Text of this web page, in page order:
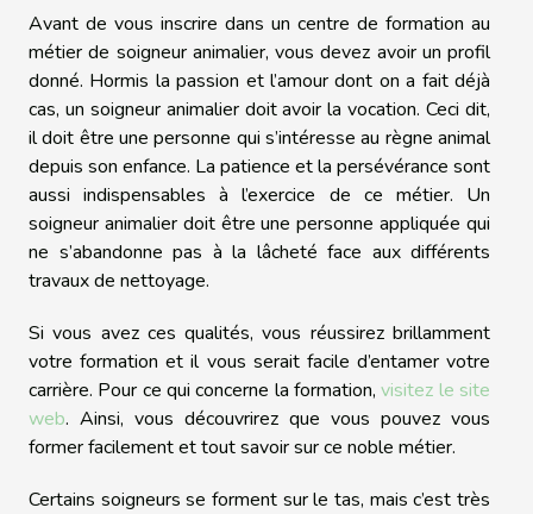
Avant de vous inscrire dans un centre de formation au
métier de soigneur animalier, vous devez avoir un profil
donné. Hormis la passion et l’amour dont on a fait déjà
cas, un soigneur animalier doit avoir la vocation. Ceci dit,
il doit être une personne qui s’intéresse au règne animal
depuis son enfance. La patience et la persévérance sont
aussi indispensables à l’exercice de ce métier. Un
soigneur animalier doit être une personne appliquée qui
ne s’abandonne pas à la lâcheté face aux différents
travaux de nettoyage.
Si vous avez ces qualités, vous réussirez brillamment
votre formation et il vous serait facile d’entamer votre
carrière. Pour ce qui concerne la formation,visitez le site
web. Ainsi, vous découvrirez que vous pouvez vous
former facilement et tout savoir sur ce noble métier.
Certains soigneurs se forment sur le tas, mais c’est très